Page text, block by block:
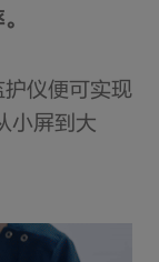
护仪便可实现
小屏到大